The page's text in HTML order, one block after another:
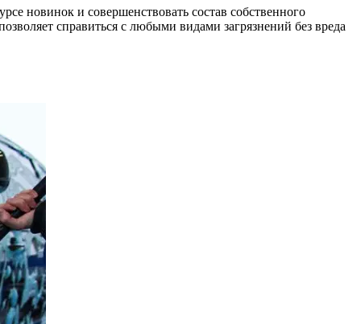
новинок и совершенствовать состав собственного
справиться с любыми видами загрязнений без вреда